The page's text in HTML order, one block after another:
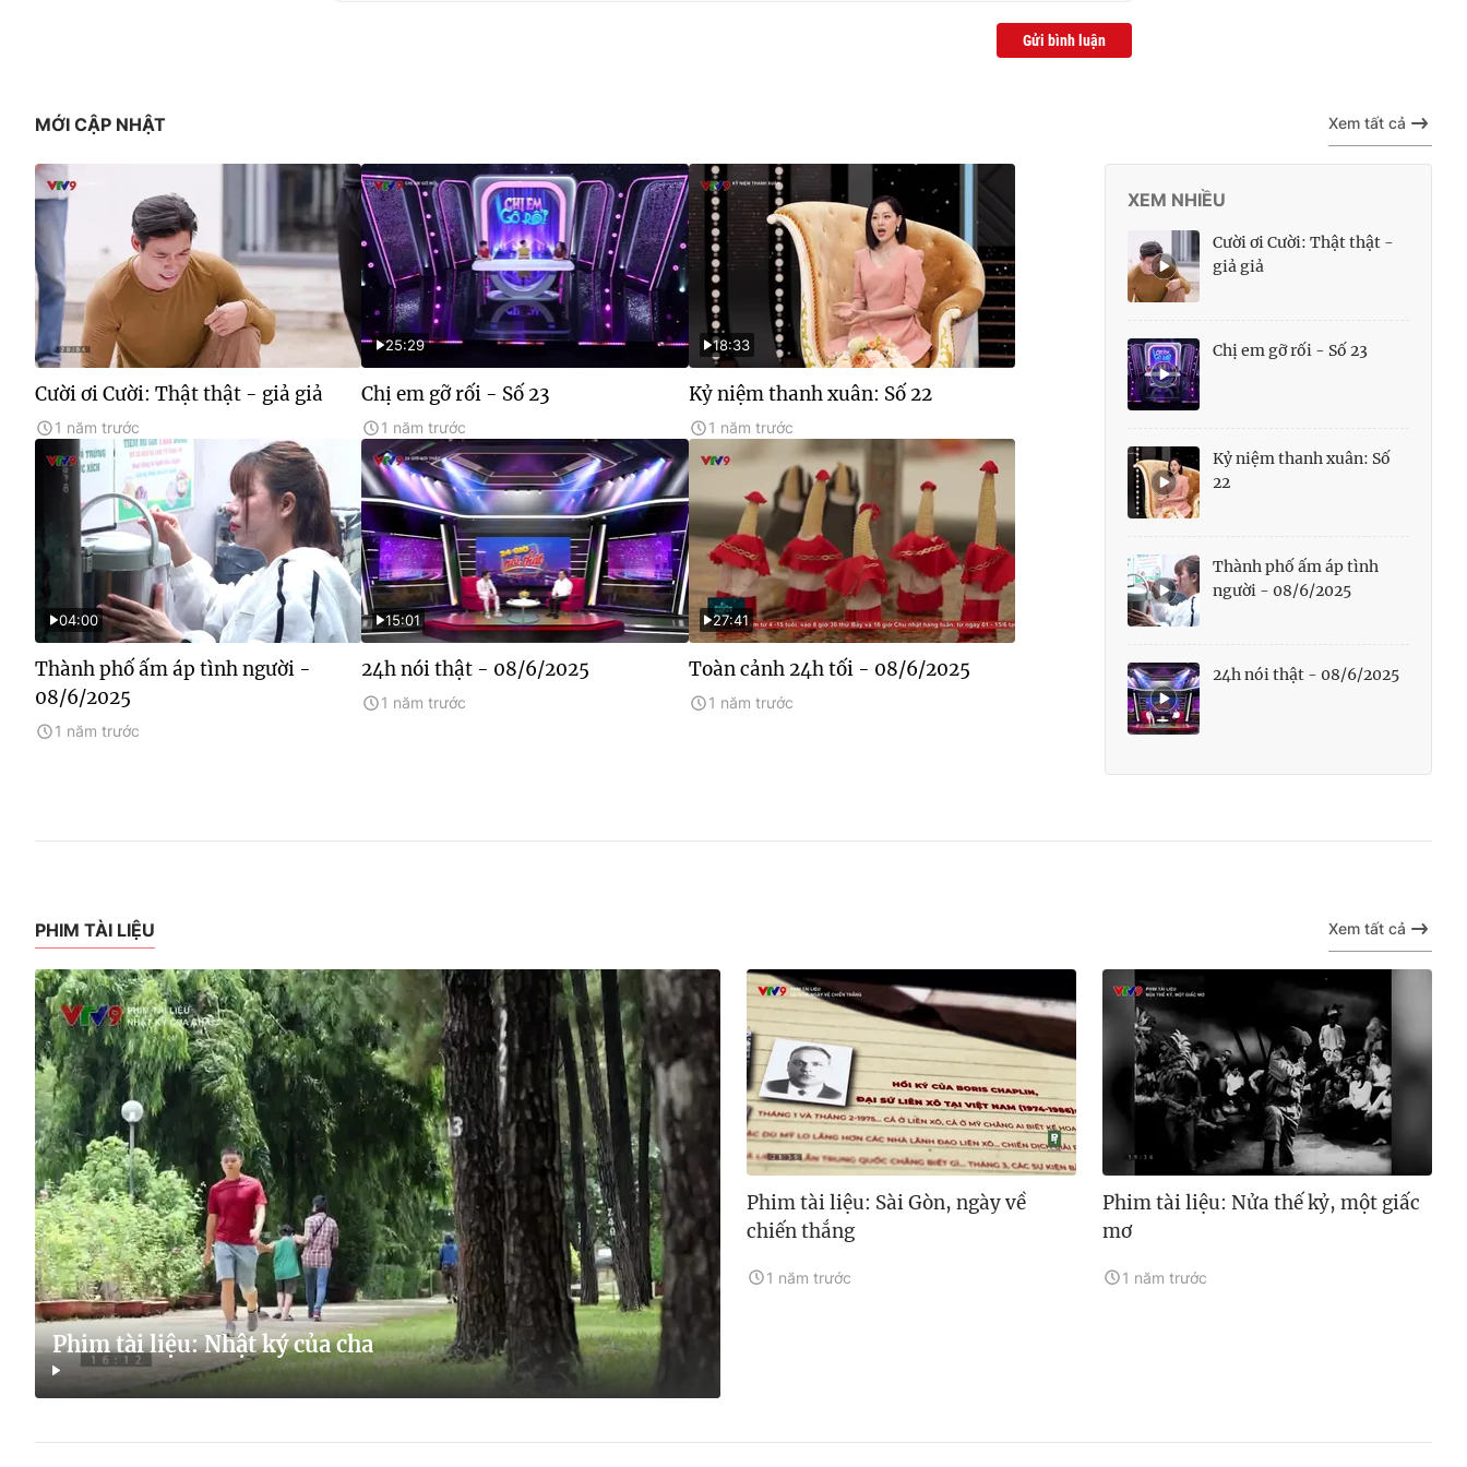
Gửi bình luận
MỚI CẬP NHẬT Xem tất cả
Cười ơi Cười: Thật thật - giả giả
1 năm trước
25:29
Chị em gỡ rối - Số 23
1 năm trước
18:33
Kỷ niệm thanh xuân: Số 22
1 năm trước
04:00
Thành phố ấm áp tình người -
08/6/2025
1 năm trước
15:01
24h nói thật - 08/6/2025
1 năm trước
27:41
Toàn cảnh 24h tối - 08/6/2025
1 năm trước
XEM NHIỀU
Cười ơi Cười: Thật thật -
giả giả
Chị em gỡ rối - Số 23
Kỷ niệm thanh xuân: Số
22
Thành phố ấm áp tình
người - 08/6/2025
24h nói thật - 08/6/2025
PHIM TÀI LIỆU Xem tất cả
Phim tài liệu: Nhật ký của cha
Phim tài liệu: Sài Gòn, ngày về
chiến thắng
1 năm trước
Phim tài liệu: Nửa thế kỷ, một giấc
mơ
1 năm trước